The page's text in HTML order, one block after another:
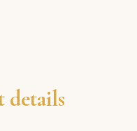
details